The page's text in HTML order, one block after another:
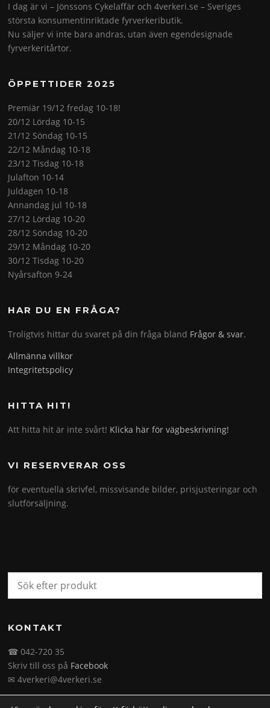
I dag är vi – Jönssons Cykelaffär och 4verkeri.se – Sveriges
största konsumentinriktade fyrverkeributik.
Nu säljer vi inte bara andras, utan även egendesignade
fyrverkeritårtor.
ÖPPETTIDER 2025
Premiär 19/12 fredag 10-18!
20/12 Lördag 10-15
21/12 Söndag 10-15
22/12 Måndag 10-18
23/12 Tisdag 10-18
Julafton 10-14
Juldagen 10-18
Annandag jul 10-18
27/12 Lördag 10-20
28/12 Söndag 10-20
29/12 Måndag 10-20
30/12 Tisdag 10-20
Nyårsafton 9-24
HAR DU EN FRÅGA?
Troligtvis hittar du svaret på din fråga bland Frågor & svar.
Allmänna villkor
Integritetspolicy
HITTA HIT!
Att hitta hit är inte svårt! Klicka här för vägbeskrivning!
VI RESERVERAR OSS
för eventuella skrivfel, missvisande bilder, prisjusteringar och
slutförsäljning.
KONTAKT
☎ 042-720 35
Skriv till oss på Facebook
✉ 4verkeri@4verkeri.se